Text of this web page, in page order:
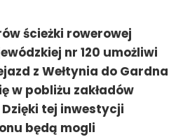
ścieżki rowerowej
nr 120 umożliwi
z Wełtynia do Gardna
w pobliżu zakładów
tej inwestycji
będą mogli